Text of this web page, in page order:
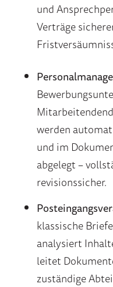
und
Verträge
werden
und im
abgelegt –
revisionssicher.
klassische
analysiert
leitet
zuständige